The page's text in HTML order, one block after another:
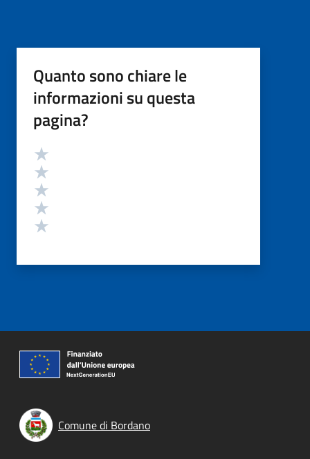
Quanto sono chiare le
informazioni su questa
pagina?
Valutazione
Comune di Bordano